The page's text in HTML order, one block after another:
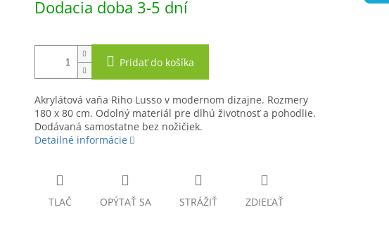
cena:
Dodacia doba 3-5 dní
Pridať do košíka
Akrylátová vaňa Riho Lusso v modernom dizajne. Rozmery
180 x 80 cm. Odolný materiál pre dlhú životnosť a pohodlie.
Dodávaná samostatne bez nožičiek.
Detailné informácie
TLAČ OPÝTAŤ SA STRÁŽIŤ ZDIEĽAŤ